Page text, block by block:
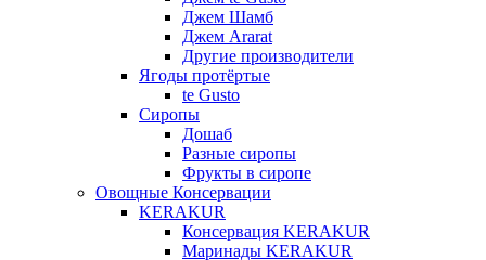
Джем Шамб
Джем Ararat
Другие производители
Ягоды протёртые
te Gusto
Сиропы
Дошаб
Разные сиропы
Фрукты в сиропе
Овощные Консервации
KERAKUR
Консервация KERAKUR
Маринады KERAKUR